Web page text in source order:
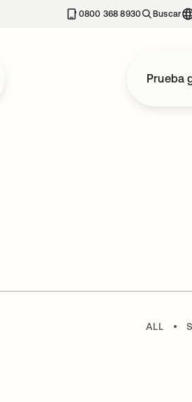
nueva 0800 368 8930 Buscar
Prueba
ALL •